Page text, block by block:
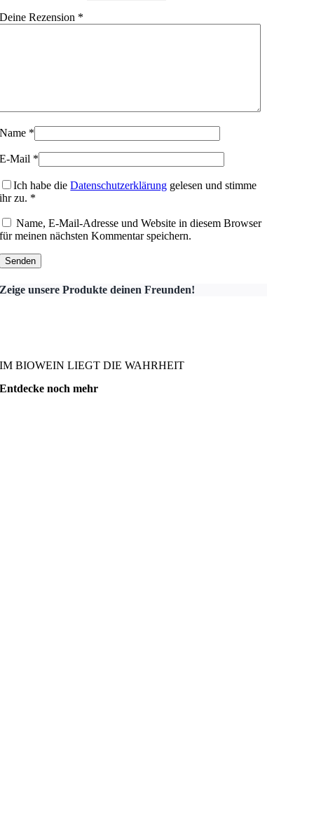
Deine Rezension *
Name *
E-Mail *
Ich habe dieDatenschutzerklärung gelesen und stimme
ihr zu. *
Name, E-Mail-Adresse und Website in diesem Browser
für meinen nächsten Kommentar speichern.
Zeige unsere Produkte deinen Freunden!
IM BIOWEIN LIEGT DIE WAHRHEIT
Entdecke noch mehr